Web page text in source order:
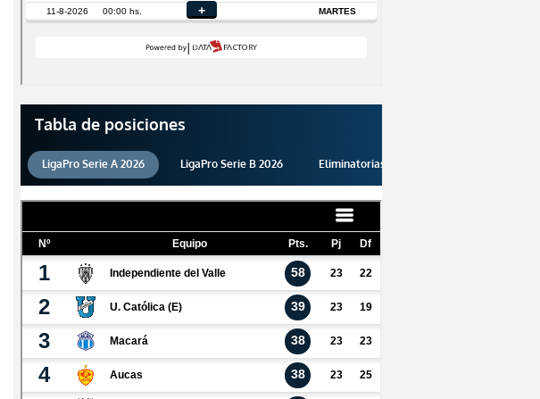
Tabla de posiciones
LigaPro Serie A 2026 LigaPro Serie B 2026 Eliminatorias 2026